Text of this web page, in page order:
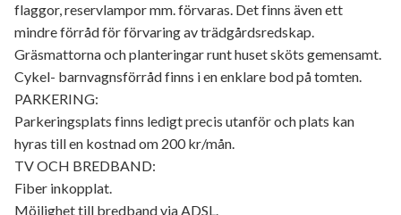
flaggor, reservlampor mm. förvaras. Det finns även ett
mindre förråd för förvaring av trädgårdsredskap.
Gräsmattorna och planteringar runt huset sköts gemensamt.
Cykel- barnvagnsförråd finns i en enklare bod på tomten.
PARKERING:
Parkeringsplats finns ledigt precis utanför och plats kan
hyras till en kostnad om 200 kr/mån.
TV OCH BREDBAND:
Fiber inkopplat.
Möjlighet till bredband via ADSL.